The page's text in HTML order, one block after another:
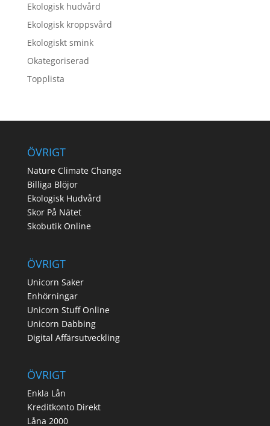
Ekologisk hudvård
Ekologisk kroppsvård
Ekologiskt smink
Okategoriserad
Topplista
ÖVRIGT
Nature Climate Change
Billiga Blöjor
Ekologisk Hudvård
Skor På Nätet
Skobutik Online
ÖVRIGT
Unicorn Saker
Enhörningar
Unicorn Stuff Online
Unicorn Dabbing
Digital Affärsutveckling
ÖVRIGT
Enkla Lån
Kreditkonto Direkt
Låna 2000